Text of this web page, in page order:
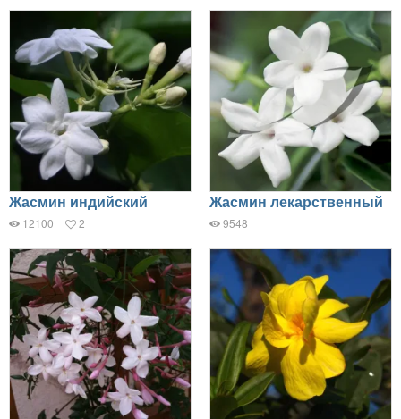
Жасмин индийский
12100 2
Жасмин лекарственный
9548